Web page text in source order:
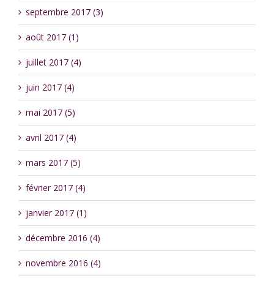
septembre 2017 (3)
août 2017 (1)
juillet 2017 (4)
juin 2017 (4)
mai 2017 (5)
avril 2017 (4)
mars 2017 (5)
février 2017 (4)
janvier 2017 (1)
décembre 2016 (4)
novembre 2016 (4)